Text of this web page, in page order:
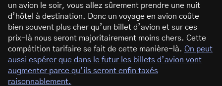
un avion le soir, vous allez sûrement prendre une nuit
d’hôtel à destination. Donc un voyage en avion coûte
bien souvent plus cher qu’un billet d’avion et sur ces
prix-là nous seront majoritairement moins chers. Cette
compétition tarifaire se fait de cette manière-là. On peut
aussi espérer que dans le futur les billets d’avion vont
augmenter parce qu’ils seront enfin taxés
raisonnablement.